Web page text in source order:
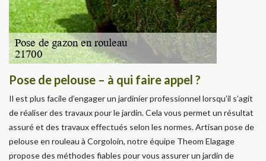
Pose de pelouse – à qui faire appel ?
Il est plus facile d’engager un jardinier professionnel lorsqu’il s’agit
de réaliser des travaux pour le jardin. Cela vous permet un résultat
assuré et des travaux effectués selon les normes. Artisan pose de
pelouse en rouleau à Corgoloin, notre équipe Theom Elagage
propose des méthodes fiables pour vous assurer un jardin de